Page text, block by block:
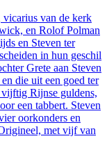
vicarius van de kerk
en Rolof Polman
en Steven ter
in hun geschil
Grete aan Steven
die uit een goed ter
vijftig Rijnse guldens,
een tabbert. Steven
oorkonders en
met vijf van